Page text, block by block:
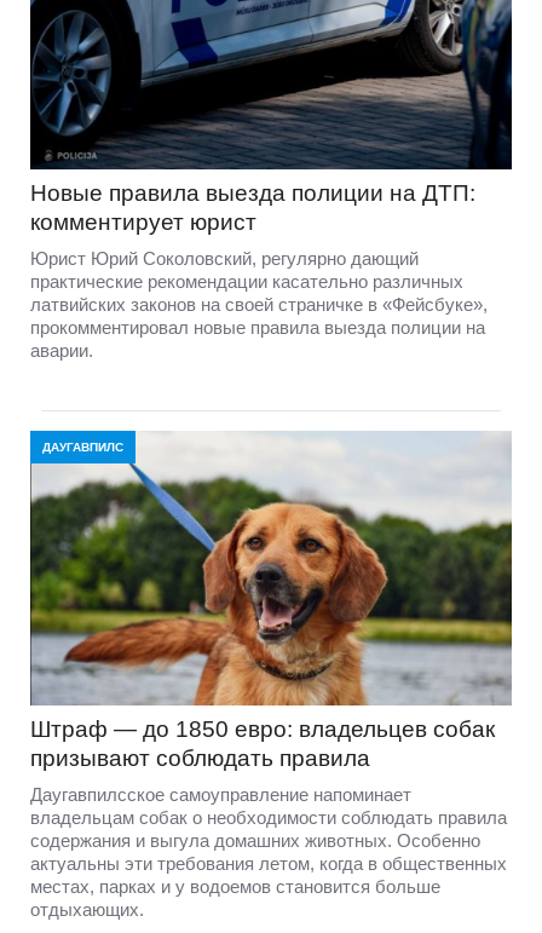
Новые правила выезда полиции на ДТП:
комментирует юрист
Юрист Юрий Соколовский, регулярно дающий
практические рекомендации касательно различных
латвийских законов на своей страничке в «Фейсбуке»,
прокомментировал новые правила выезда полиции на
аварии.
ДАУГАВПИЛС
Штраф — до 1850 евро: владельцев собак
призывают соблюдать правила
Даугавпилсское самоуправление напоминает
владельцам собак о необходимости соблюдать правила
содержания и выгула домашних животных. Особенно
актуальны эти требования летом, когда в общественных
местах, парках и у водоемов становится больше
отдыхающих.